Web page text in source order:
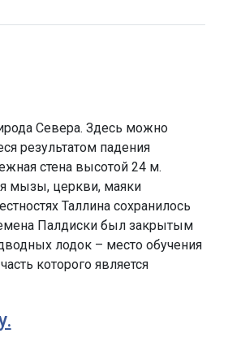
Севера. Здесь можно
результатом падения
стена высотой 24 м.
мызы, церкви, маяки
Таллина сохранилось
Палдиски был закрытым
лодок – место обучения
которого является